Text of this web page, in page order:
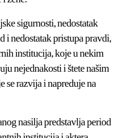
sigurnosti, nedostatak
i nedostatak pristupa pravdi,
institucija, koje u nekim
nejednakosti i štete našim
se razvija i napreduje na
nasilja predstavlja period